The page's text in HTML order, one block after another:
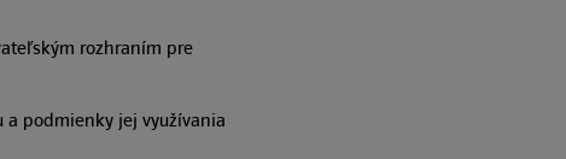
rozhraním pre
a podmienky jej využívania